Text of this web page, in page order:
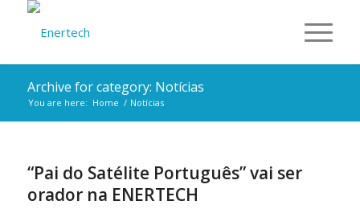
Archive for category: Notícias
You are here: Home / Notícias
“Pai do Satélite Português” vai ser
orador na ENERTECH